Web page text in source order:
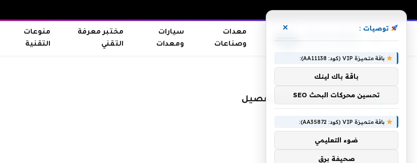
معدات
وصناعات
سيارات
ومعدات
مختبر معرفة
التقني
منوعات
التقنية
رجيم الوجبة الواحدة بالتفصيل
توصيات : ×
باقة متميزة VIP (كود: AA11138):
باقة باك لينك
تحسين محركات البحث SEO
باقة متميزة VIP (كود: AA35872):
ضوء التعليمي
صحيفة برق